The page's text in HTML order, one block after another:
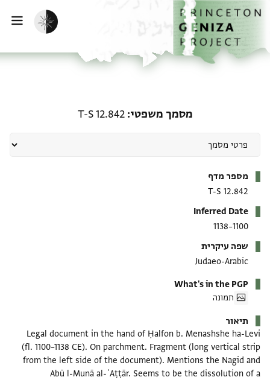
לתוכןהבית
הפעלת מצב כהה
מסמך משפטי T-S 12.842
מספר מדף
T-S 12.842
Inferred Date
1100–1138
שפה עיקרית
Judaeo-Arabic
What's in the PGP
תמונה
תיאור
Legal document in the hand of Ḥalfon b. Menashshe ha-Levi
(fl. 1100–1138 CE). On parchment. Fragment (long vertical strip
from the left side of the document). Mentions the Nagid and
Abū l-Munā al-ʿAṭṭār. Seems to be the dissolution of a